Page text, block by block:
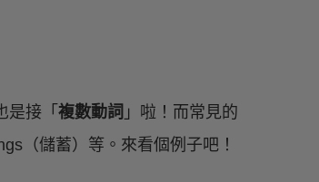
是接「 複數動詞 」啦！而常見的
（儲蓄）等。來看個例子吧！